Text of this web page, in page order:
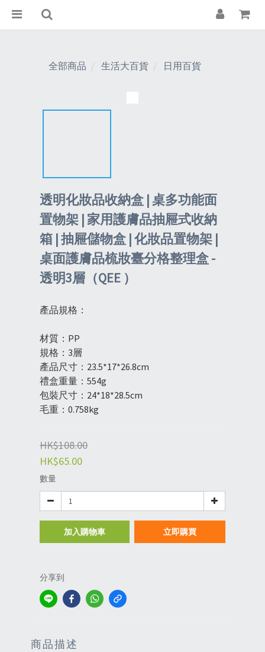
全部商品 生活大百貨 日用百貨
透明化妝品收納盒 | 桌多功能面
置物架 | 家用護膚品抽屜式收納
箱 | 抽屜儲物盒 | 化妝品置物架 |
桌面護膚品梳妝臺分格整理盒 -
透明3層（QEE ）
產品規格：
材質：PP
規格：3層
產品尺寸：23.5*17*26.8cm
禮盒重量：554g
包裝尺寸：24*18*28.5cm
毛重：0.758kg
HK$108.00
HK$65.00
數量
加入購物車 立即購買
分享到
商品描述